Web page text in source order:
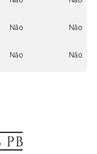
Não Não
Não Não